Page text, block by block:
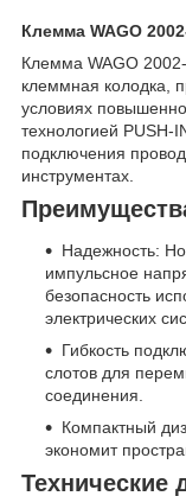
Клемма WAGO
Клемма WAGO
клеммная колодка,
условиях
технологией PUSH-
подключения
инструментах.
Надежность:
импульсное
безопасность
электрических
Гибкость
слотов для
соединения.
Компактный
экономит
Технические